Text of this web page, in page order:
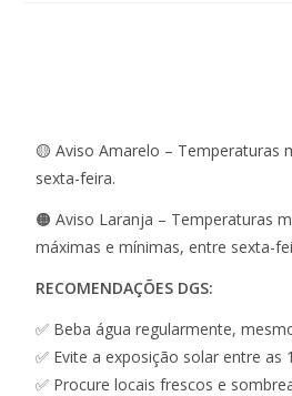
🟡 Aviso Amarelo – Temperaturas
sexta-feira.
🟠 Aviso Laranja – Temperaturas
máximas e mínimas, entre sexta-
RECOMENDAÇÕES DGS:
✅ Beba água regularmente,
✅ Evite a exposição solar entre as
✅ Procure locais frescos e